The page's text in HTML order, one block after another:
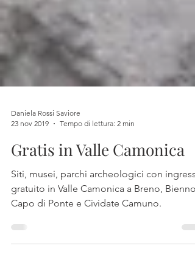
Daniela Rossi Saviore
23 nov 2019
Tempo di lettura: 2 min
Gratis in Valle Camonica
Siti, musei, parchi archeologici con
Capo di Ponte e Cividate Camuno.